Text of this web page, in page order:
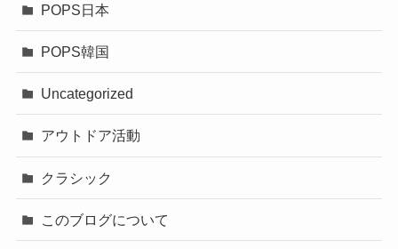
POPS日本
POPS韓国
Uncategorized
アウトドア活動
クラシック
このブログについて